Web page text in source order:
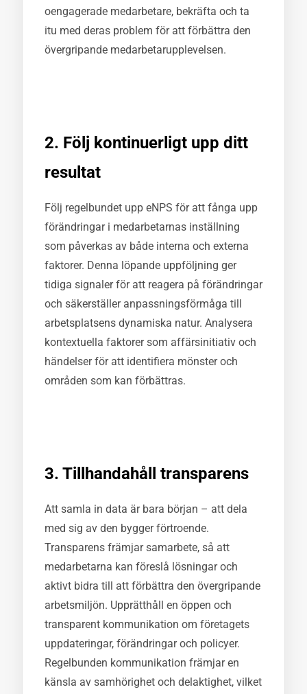
oengagerade medarbetare, bekräfta och ta
itu med deras problem för att förbättra den
övergripande medarbetarupplevelsen.
2. Följ kontinuerligt upp ditt
resultat
Följ regelbundet upp eNPS för att fånga upp
förändringar i medarbetarnas inställning
som påverkas av både interna och externa
faktorer. Denna löpande uppföljning ger
tidiga signaler för att reagera på förändringar
och säkerställer anpassningsförmåga till
arbetsplatsens dynamiska natur. Analysera
kontextuella faktorer som affärsinitiativ och
händelser för att identifiera mönster och
områden som kan förbättras.
3. Tillhandahåll transparens
Att samla in data är bara början – att dela
med sig av den bygger förtroende.
Transparens främjar samarbete, så att
medarbetarna kan föreslå lösningar och
aktivt bidra till att förbättra den övergripande
arbetsmiljön. Upprätthåll en öppen och
transparent kommunikation om företagets
uppdateringar, förändringar och policyer.
Regelbunden kommunikation främjar en
känsla av samhörighet och delaktighet, vilket